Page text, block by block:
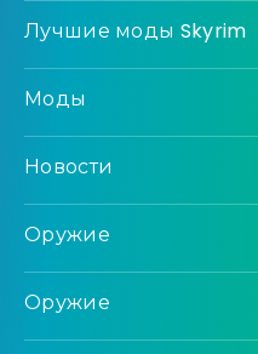
Лучшие моды Skyrim
Моды
Новости
Оружие
Оружие